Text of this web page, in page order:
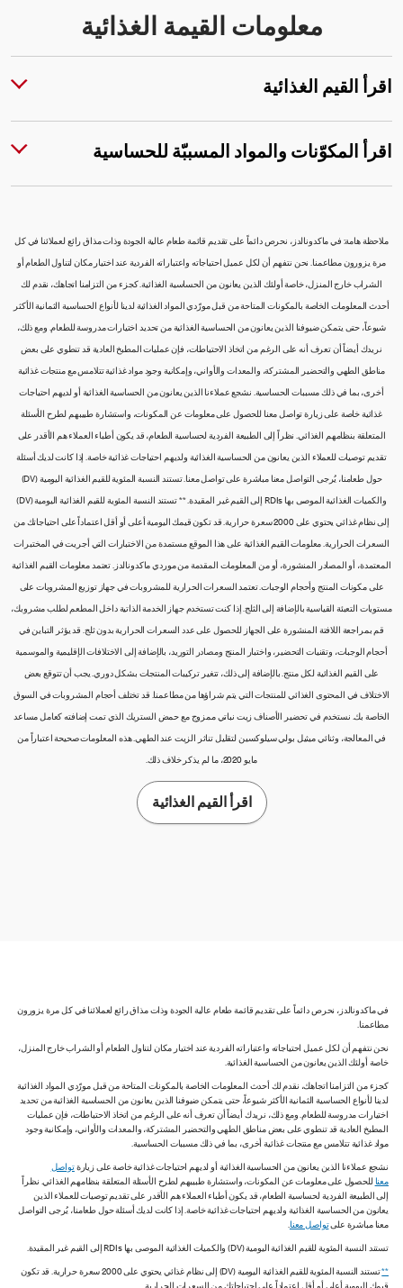
معلومات القيمة الغذائية
اقرأ القيم الغذائية
اقرأ المكوّنات والمواد المسببّة للحساسية
ملاحظة هامة: في ماكدونالدز، نحرص دائماً على تقديم قائمة طعام عالية الجودة وذات مذاق رائع لعملائنا في كل
مرة يزورون مطاعمنا. نحن نتفهم أن لكل عميل احتياجاته واعتباراته الفردية عند اختيار مكان لتناول الطعام أو
الشراب خارج المنزل، خاصة أولئك الذين يعانون من الحساسية الغذائية. كجزء من التزامنا اتجاهك، نقدم لك
أحدث المعلومات الخاصة بالمكونات المتاحة من قبل مورّدي المواد الغذائية لدينا لأنواع الحساسية الثمانية الأكثر
شيوعاً، حتى يتمكن ضيوفنا الذين يعانون من الحساسية الغذائية من تحديد اختيارات مدروسة للطعام. ومع ذلك،
نريدك أيضاً أن تعرف أنه على الرغم من اتخاذ الاحتياطات، فإن عمليات المطبخ العادية قد تنطوي على بعض
مناطق الطهي والتحضير المشتركة، والمعدات والأواني، وإمكانية وجود مواد غذائية تتلامس مع منتجات غذائية
أخرى، بما في ذلك مسببات الحساسية. نشجع عملاءنا الذين يعانون من الحساسية الغذائية أو لديهم احتياجات
غذائية خاصة على زيارة تواصل معنا للحصول على معلومات عن المكونات، واستشارة طبيبهم لطرح الأسئلة
المتعلقة بنظامهم الغذائي. نظراً إلى الطبيعة الفردية لحساسية الطعام، قد يكون أطباء العملاء هم الأقدر على
تقديم توصيات للعملاء الذين يعانون من الحساسية الغذائية ولديهم احتياجات غذائية خاصة. إذا كانت لديك أسئلة
حول طعامنا، يُرجى التواصل معنا مباشرة على تواصل معنا. تستند النسبة المئوية للقيم الغذائية اليومية (DV)
والكميات الغذائية الموصى بها RDIs إلى القيم غير المقيدة. ** تستند النسبة المئوية للقيم الغذائية اليومية (DV)
إلى نظام غذائي يحتوي على 2000 سعرة حرارية. قد تكون قيمك اليومية أعلى أو أقل اعتماداً على احتياجاتك من
السعرات الحرارية. معلومات القيم الغذائية على هذا الموقع مستمدة من الاختبارات التي أجريت في المختبرات
المعتمدة، أو المصادر المنشورة، أو من المعلومات المقدمة من موردي ماكدونالدز. تعتمد معلومات القيم الغذائية
على مكونات المنتج وأحجام الوجبات. تعتمد السعرات الحرارية للمشروبات في جهاز توزيع المشروبات على
مستويات التعبئة القياسية بالإضافة إلى الثلج. إذا كنت تستخدم جهاز الخدمة الذاتية داخل المطعم لطلب مشروبك،
قم بمراجعة اللافتة المنشورة على الجهاز للحصول على عدد السعرات الحرارية بدون ثلج. قد يؤثر التباين في
أحجام الوجبات، وتقنيات التحضير، واختبار المنتج ومصادر التوريد، بالإضافة إلى الاختلافات الإقليمية والموسمية
على القيم الغذائية لكل منتج. بالإضافة إلى ذلك، تتغير تركيبات المنتجات بشكل دوري. يجب أن تتوقع بعض
الاختلاف في المحتوى الغذائي للمنتجات التي يتم شراؤها من مطاعمنا. قد تختلف أحجام المشروبات في السوق
الخاصة بك. نستخدم في تحضير الأصناف زيت نباتي ممزوج مع حمض الستريك الذي تمت إضافته كعامل مساعد
في المعالجة، وثنائي ميثيل بولي سيلوكسين لتقليل تناثر الزيت عند الطهي. هذه المعلومات صحيحة اعتباراً من
مايو 2020، ما لم يذكر خلاف ذلك.
اقرأ القيم الغذائية
في ماكدونالدز، نحرص دائماً على تقديم قائمة طعام عالية الجودة وذات مذاق رائع لعملائنا في كل مرة يزورون
مطاعمنا.
نحن نتفهم أن لكل عميل احتياجاته واعتباراته الفردية عند اختيار مكان لتناول الطعام أو الشراب خارج المنزل،
خاصة أولئك الذين يعانون من الحساسية الغذائية.
كجزء من التزامنا اتجاهك، نقدم لك أحدث المعلومات الخاصة بالمكونات المتاحة من قبل مورّدي المواد الغذائية
لدينا لأنواع الحساسية الثمانية الأكثر شيوعاً، حتى يتمكن ضيوفنا الذين يعانون من الحساسية الغذائية من تحديد
اختيارات مدروسة للطعام. ومع ذلك، نريدك أيضاً أن تعرف أنه على الرغم من اتخاذ الاحتياطات، فإن عمليات
المطبخ العادية قد تنطوي على بعض مناطق الطهي والتحضير المشتركة، والمعدات والأواني، وإمكانية وجود
مواد غذائية تتلامس مع منتجات غذائية أخرى، بما في ذلك مسببات الحساسية.
نشجع عملاءنا الذين يعانون من الحساسية الغذائية أو لديهم احتياجات غذائية خاصة على زيارةتواصل
معنا للحصول على معلومات عن المكونات، واستشارة طبيبهم لطرح الأسئلة المتعلقة بنظامهم الغذائي. نظراً
إلى الطبيعة الفردية لحساسية الطعام، قد يكون أطباء العملاء هم الأقدر على تقديم توصيات للعملاء الذين
يعانون من الحساسية الغذائية ولديهم احتياجات غذائية خاصة. إذا كانت لديك أسئلة حول طعامنا، يُرجى التواصل
معنا مباشرة علىتواصل معنا.
تستند النسبة المئوية للقيم الغذائية اليومية (DV) والكميات الغذائية الموصى بها RDIs إلى القيم غير المقيدة.
**
تستند النسبة المئوية للقيم الغذائية اليومية (DV) إلى نظام غذائي يحتوي على 2000 سعرة حرارية. قد تكون